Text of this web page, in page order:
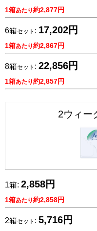
1箱あたり約2,877円
6箱セット : 17,202円
1箱あたり約2,867円
8箱セット : 22,856円
1箱あたり約2,857円
2ウィー
1箱: 2,858円
1箱あたり約2,858円
2箱セット : 5,716円